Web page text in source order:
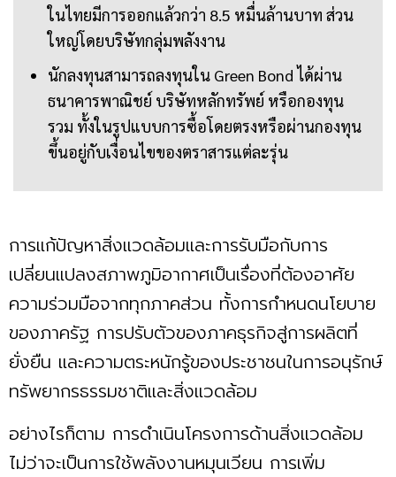
ในไทยมีการออกแล้วกว่า 8.5 หมื่นล้านบาท ส่วน
ใหญ่โดยบริษัทกลุ่มพลังงาน
นักลงทุนสามารถลงทุนใน Green Bond ได้ผ่าน
ธนาคารพาณิชย์ บริษัทหลักทรัพย์ หรือกองทุน
รวม ทั้งในรูปแบบการซื้อโดยตรงหรือผ่านกองทุน
ขึ้นอยู่กับเงื่อนไขของตราสารแต่ละรุ่น
การแก้ปัญหาสิ่งแวดล้อมและการรับมือกับการ
เปลี่ยนแปลงสภาพภูมิอากาศเป็นเรื่องที่ต้องอาศัย
ความร่วมมือจากทุกภาคส่วน ทั้งการกำหนดนโยบาย
ของภาครัฐ การปรับตัวของภาคธุรกิจสู่การผลิตที่
ยั่งยืน และความตระหนักรู้ของประชาชนในการอนุรักษ์
ทรัพยากรธรรมชาติและสิ่งแวดล้อม
อย่างไรก็ตาม การดำเนินโครงการด้านสิ่งแวดล้อม
ไม่ว่าจะเป็นการใช้พลังงานหมุนเวียน การเพิ่ม